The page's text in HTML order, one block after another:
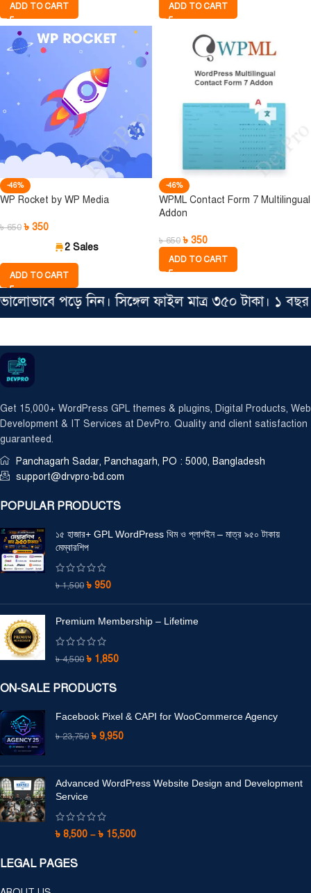
ADD TO CART ADD TO CART
-46%
WP Rocket by WP Media
৳650 ৳ 350
2 Sales
ADD TO CART
-46%
WPML Contact Form 7 Multilingual
Addon
৳650 ৳ 350
ADD TO CART
পড়ে নিন। সিঙ্গেল ফাইল মাত্র ৩৫০ টাকা। ১
Get 15,000+ WordPress GPL themes & plugins, Digital Products, Web
Development & IT Services at DevPro. Quality and client satisfaction
guaranteed.
Panchagarh Sadar, Panchagarh, PO : 5000, Bangladesh
support@drvpro-bd.com
POPULAR PRODUCTS
১৫ হাজার+ GPL WordPress থিম ও প্লাগইন – মাত্র ৯৫০ টাকায়
মেম্বারশিপ
৳1,500 ৳ 950
Premium Membership – Lifetime
৳4,500 ৳ 1,850
ON-SALE PRODUCTS
Facebook Pixel & CAPI for WooCommerce Agency
৳23,750 ৳ 9,950
Advanced WordPress Website Design and Development
Service
৳ 8,500 – ৳ 15,500
LEGAL PAGES